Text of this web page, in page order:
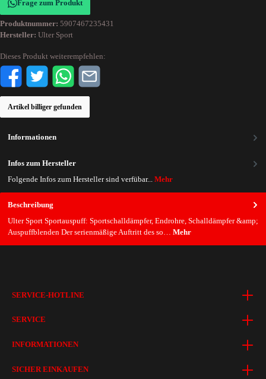
Frage zum Produkt
Produktnummer: 5907467235431
Hersteller: Ulter Sport
Dieses Produkt weiterempfehlen:
Artikel billiger gefunden
Beschreibung
Ulter Sport Sportauspuff: Sportschalldämpfer, Endrohre, Schalldämpfer &amp;
Auspuffblenden Der serienmäßige Auftritt des so… Mehr
Informationen
Infos zum Hersteller
Folgende Infos zum Hersteller sind verfübar... Mehr
SERVICE-HOTLINE
SERVICE
INFORMATIONEN
SICHER EINKAUFEN